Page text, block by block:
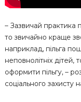
– Зазвичай практика
то звичайно краще
наприклад, пільга
неповнолітніх дітей,
оформити пільгу, –
соціального